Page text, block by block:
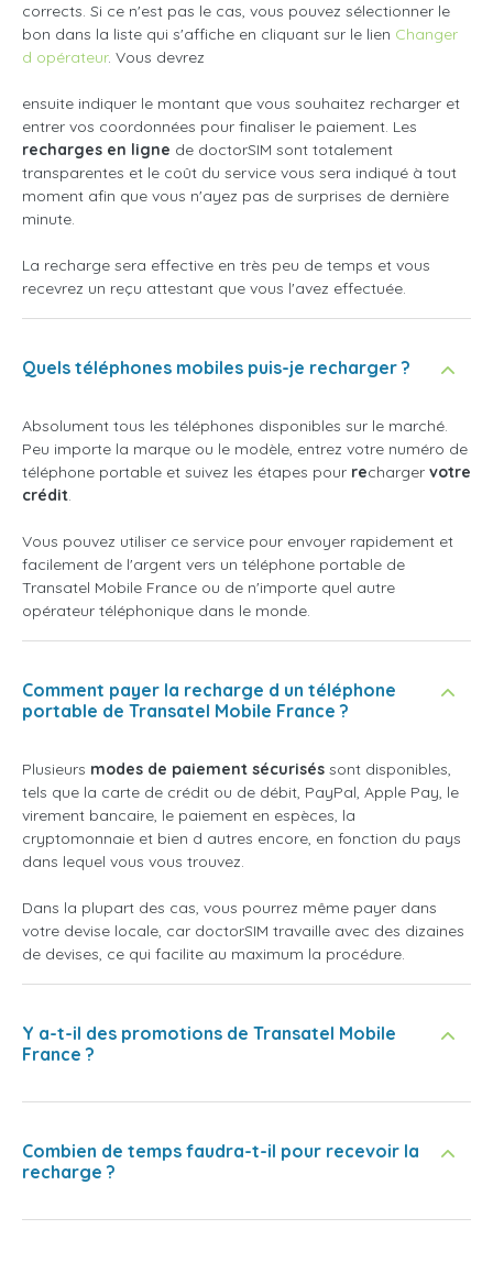
corrects. Si ce n'est pas le cas, vous pouvez sélectionner le
bon dans la liste qui s'affiche en cliquant sur le lien Changer
d opérateur. Vous devrez
ensuite indiquer le montant que vous souhaitez recharger et
entrer vos coordonnées pour finaliser le paiement. Les
recharges en ligne de doctorSIM sont totalement
transparentes et le coût du service vous sera indiqué à tout
moment afin que vous n'ayez pas de surprises de dernière
minute.
La recharge sera effective en très peu de temps et vous
recevrez un reçu attestant que vous l'avez effectuée.
Quels téléphones mobiles puis-je recharger ?
Absolument tous les téléphones disponibles sur le marché.
Peu importe la marque ou le modèle, entrez votre numéro de
téléphone portable et suivez les étapes pour recharger votre
crédit.
Vous pouvez utiliser ce service pour envoyer rapidement et
facilement de l'argent vers un téléphone portable de
Transatel Mobile France ou de n'importe quel autre
opérateur téléphonique dans le monde.
Comment payer la recharge d un téléphone
portable de Transatel Mobile France ?
Plusieurs modes de paiement sécurisés sont disponibles,
tels que la carte de crédit ou de débit, PayPal, Apple Pay, le
virement bancaire, le paiement en espèces, la
cryptomonnaie et bien d autres encore, en fonction du pays
dans lequel vous vous trouvez.
Dans la plupart des cas, vous pourrez même payer dans
votre devise locale, car doctorSIM travaille avec des dizaines
de devises, ce qui facilite au maximum la procédure.
Y a-t-il des promotions de Transatel Mobile
France ?
Combien de temps faudra-t-il pour recevoir la
recharge ?